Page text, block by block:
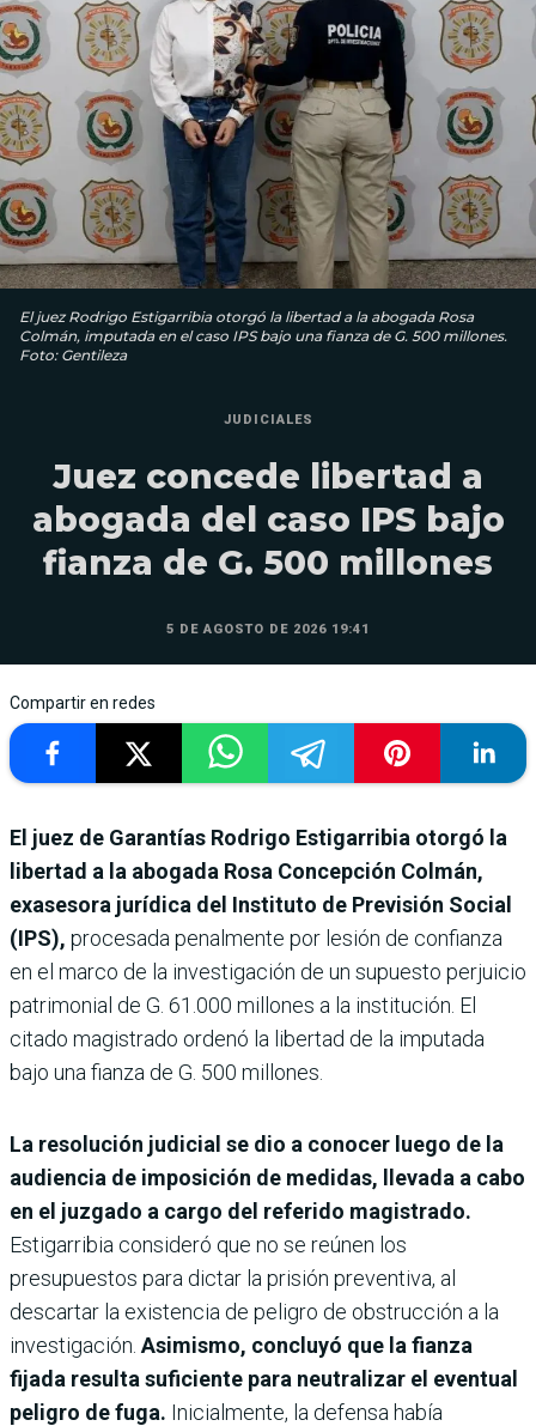
El juez Rodrigo Estigarribia otorgó la libertad a la abogada Rosa
Colmán, imputada en el caso IPS bajo una fianza de G. 500 millones.
Foto: Gentileza
JUDICIALES
Juez concede libertad a
abogada del caso IPS bajo
fianza de G. 500 millones
5 DE AGOSTO DE 2026 19:41
Compartir en redes
El juez de Garantías Rodrigo Estigarribia otorgó la
libertad a la abogada Rosa Concepción Colmán,
exasesora jurídica del Instituto de Previsión Social
(IPS), procesada penalmente por lesión de confianza
en el marco de la investigación de un supuesto perjuicio
patrimonial de G. 61.000 millones a la institución. El
citado magistrado ordenó la libertad de la imputada
bajo una fianza de G. 500 millones.
La resolución judicial se dio a conocer luego de la
audiencia de imposición de medidas, llevada a cabo
en el juzgado a cargo del referido magistrado.
Estigarribia consideró que no se reúnen los
presupuestos para dictar la prisión preventiva, al
descartar la existencia de peligro de obstrucción a la
investigación. Asimismo, concluyó que la fianza
fijada resulta suficiente para neutralizar el eventual
peligro de fuga. Inicialmente, la defensa había